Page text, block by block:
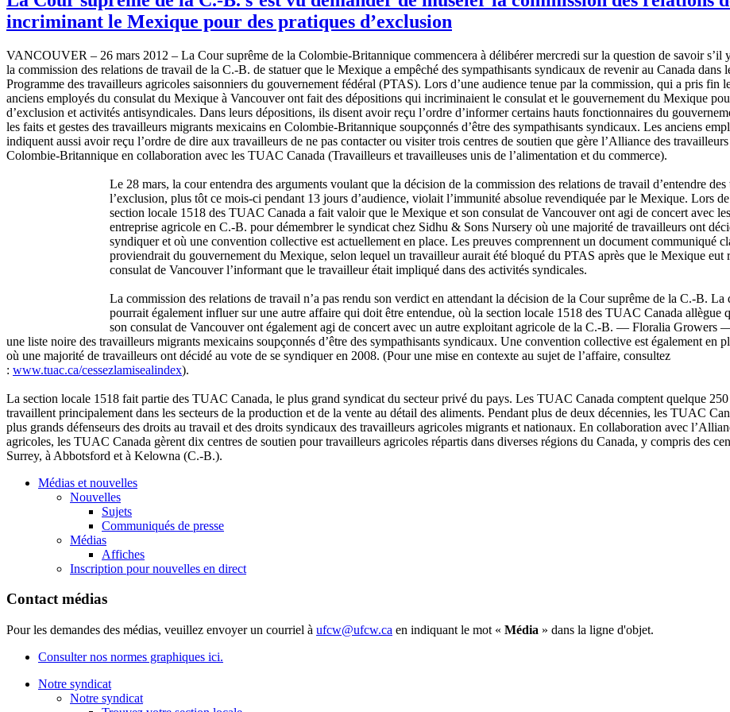
incriminant le Mexique pour des pratiques d’exclusion
VANCOUVER – 26 mars 2012 – La Cour suprême de la Colombie-Britannique commencera à délibérer mercredi surla question de savoirs’il
la commission des relations de travail de la C.-B. de statuer que le Mexique a empêché des sympathisants syndicaux de revenirau Canada dans
Programme des travailleurs agricoles saisonniers du gouvernement fédéral (PTAS). Lors d’une audience tenue par la commission, qui a pris fin
anciens employés du consulat du Mexique à Vancouveront fait des dépositions qui incriminaient le consulat et le gouvernement du Mexique
d’exclusion et activités antisyndicales. Dans leurs dépositions, ils disent avoir reçu l’ordre d’informer certains hauts fonctionnaires du
les faits et gestes des travailleurs migrants mexicains en Colombie-Britannique soupçonnés d’être des sympathisants syndicaux. Les anciens
indiquent aussi avoir reçu l’ordre de dire aux travailleurs de ne pas contacter ou visiter trois centres de soutien que gère l’Alliance des travailleurs
Colombie-Britannique en collaboration avec les TUAC Canada (Travailleurs et travailleuses unis de l’alimentation et du commerce).
Le 28 mars, la cour entendra des arguments voulant que la décision de la commission des relations de travail d’entendre des
l’exclusion, plus tôt ce mois-ci pendant 13 jours d’audience, violait l’immunité absolue revendiquée par le Mexique. Lors de
section locale 1518 des TUAC Canada a fait valoir que le Mexique et son consulat de Vancouveront agi de concert avec les
entreprise agricole en C.-B. pourdémembrerle syndicat chez Sidhu & Sons Nursery où une majorité de travailleurs ont
syndiqueret où une convention collective est actuellement en place. Les preuves comprennent un document communiqué
proviendrait du gouvernement du Mexique, selon lequel un travailleur aurait été bloqué du PTAS après que le Mexique eut
consulat de Vancouverl’informant que le travailleur était impliqué dans des activités syndicales.
La commission des relations de travail n’a pas rendu son verdict en attendant la décision de la Cour suprême de la C.-B. La
pourrait également influer sur une autre affaire qui doit être entendue, où la section locale 1518 des TUAC Canada allègue
son consulat de Vancouveront également agi de concert avec un autre exploitant agricole de la C.-B. — Floralia Growers
une liste noire des travailleurs migrants mexicains soupçonnés d’être des sympathisants syndicaux. Une convention collective est également en
où une majorité de travailleurs ont décidé au vote de se syndiqueren 2008. (Pourune mise en contexte au sujet de l’affaire, consultez
: www.tuac.ca/cessezlamisealindex).
La section locale 1518 fait partie des TUAC Canada, le plus grand syndicat du secteur privé du pays. Les TUAC Canada comptent quelque
travaillent principalement dans les secteurs de la production et de la vente au détail des aliments. Pendant plus de deux décennies, les TUAC
plus grands défenseurs des droits au travail et des droits syndicaux des travailleurs agricoles migrants et nationaux. En collaboration avec
agricoles, les TUAC Canada gèrent dix centres de soutien pourtravailleurs agricoles répartis dans diverses régions du Canada, y compris des
Surrey, à Abbotsford et à Kelowna (C.-B.).
Médias et nouvelles
Nouvelles
Sujets
Communiqués de presse
Médias
Affiches
Inscription pour nouvelles en direct
Contact médias
Pour les demandes des médias, veuillez envoyer un courriel à ufcw@ufcw.ca en indiquant le mot « Média » dans la ligne d'objet.
Consulter nos normes graphiques ici.
Notre syndicat
Notre syndicat